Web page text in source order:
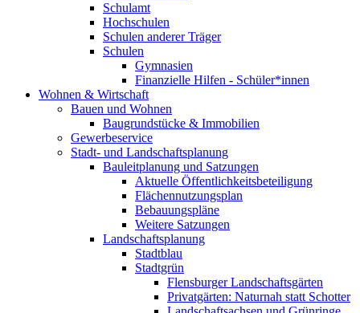
Schulamt
Hochschulen
Schulen anderer Träger
Schulen
Gymnasien
Finanzielle Hilfen - Schüler*innen
Wohnen & Wirtschaft
Bauen und Wohnen
Baugrundstücke & Immobilien
Gewerbeservice
Stadt- und Landschaftsplanung
Bauleitplanung und Satzungen
Aktuelle Öffentlichkeitsbeteiligung
Flächennutzungsplan
Bebauungspläne
Weitere Satzungen
Landschaftsplanung
Stadtblau
Stadtgrün
Flensburger Landschaftsgärten
Privatgärten: Naturnah statt Schotter